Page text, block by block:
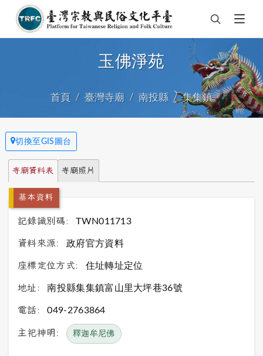
玉佛淨苑
首頁 臺灣寺廟 南投縣 集集鎮
切換至GIS圖台
寺廟資料表 寺廟照片
基本資料
記錄識別碼: TWN011713
資料來源: 政府官方資料
座標定位方式: 住址轉址定位
地址: 南投縣集集鎮富山里大坪巷36號
電話: 049-2763864
主祀神明: 釋迦牟尼佛